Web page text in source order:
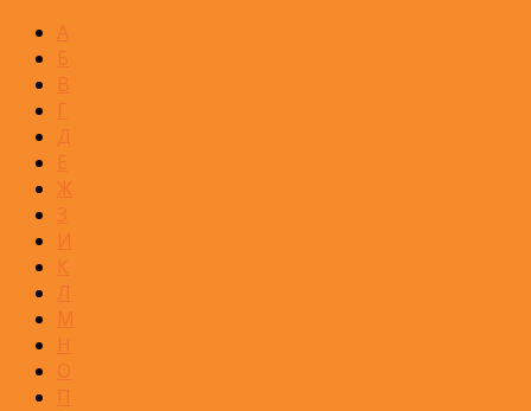
А
Б
В
Г
Д
Е
Ж
З
И
К
Л
М
Н
О
П